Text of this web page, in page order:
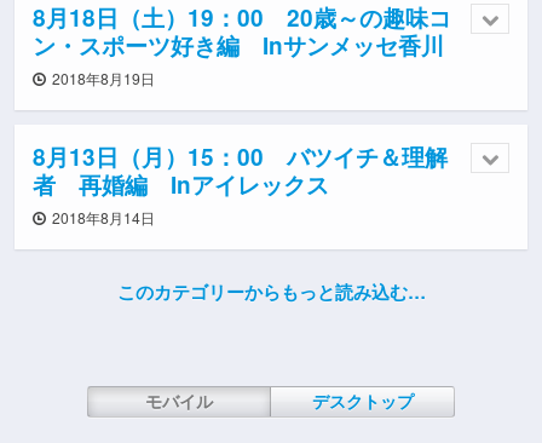
8月18日（土）19：00 20歳～の趣味コ
ン・スポーツ好き編 Inサンメッセ香川
2018年8月19日
8月13日（月）15：00 バツイチ＆理解
者 再婚編 Inアイレックス
2018年8月14日
このカテゴリーからもっと読み込む…
モバイル デスクトップ